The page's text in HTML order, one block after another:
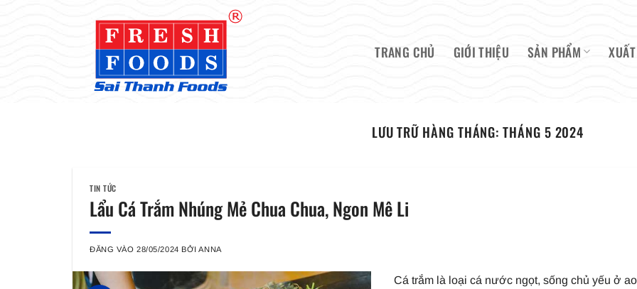
TRANG CHỦ GIỚI THIỆU SẢN PHẨM
LƯU TRỮ HÀNG THÁNG:THÁNG 5 2024
TIN TỨC
Lẩu Cá Trắm Nhúng Mẻ Chua Chua, Ngon Mê Li
ĐĂNG VÀO28/05/2024 BỞIANNA
Cá trắm là loại cá nước ngọt, sống chủ yếu ở ao